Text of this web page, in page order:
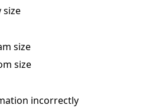
size
size
size
incorrectly